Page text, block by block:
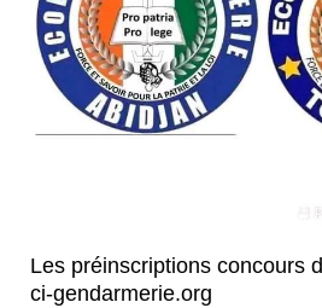
Les préinscriptions concours
ci-gendarmerie.org